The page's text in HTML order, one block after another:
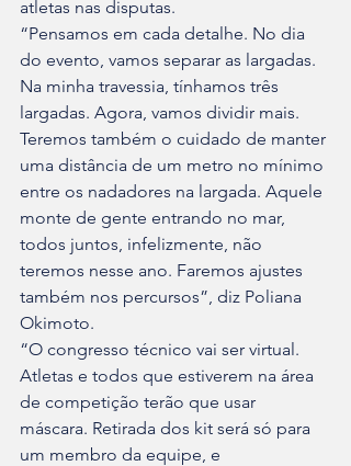
atletas nas disputas.
“Pensamos em cada detalhe. No dia
do evento, vamos separar as largadas.
Na minha travessia, tínhamos três
largadas. Agora, vamos dividir mais.
Teremos também o cuidado de manter
uma distância de um metro no mínimo
entre os nadadores na largada. Aquele
monte de gente entrando no mar,
todos juntos, infelizmente, não
teremos nesse ano. Faremos ajustes
também nos percursos”, diz Poliana
Okimoto.
“O congresso técnico vai ser virtual.
Atletas e todos que estiverem na área
de competição terão que usar
máscara. Retirada dos kit será só para
um membro da equipe, e